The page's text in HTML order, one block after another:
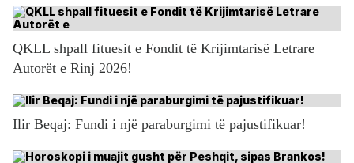
QKLL shpall fituesit e Fondit të Krijimtarisë Letrare
Autorët e Rinj 2026!
Ilir Beqaj: Fundi i një paraburgimi të pajustifikuar!